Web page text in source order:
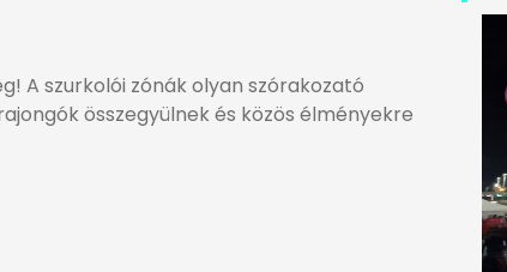
A szurkolói zónák olyan szórakozató
összegyülnek és közös élményekre